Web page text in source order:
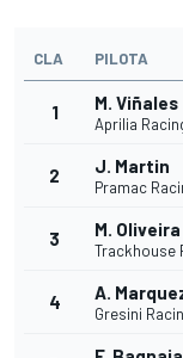
CLA PILOTA
1 M. Viñales
Aprilia
2 J. Martin
Pramac
3 M. Oliveira
Trackhouse
4 A.
Gresini